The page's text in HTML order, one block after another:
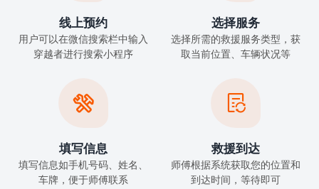
线上预约
用户可以在微信搜索栏中输入
穿越者进行搜索小程序
选择服务
选择所需的救援服务类型，获
取当前位置、车辆状况等

填写信息
填写信息如手机号码、姓名、
车牌，便于师傅联系

救援到达
师傅根据系统获取您的位置和
到达时间，等待即可